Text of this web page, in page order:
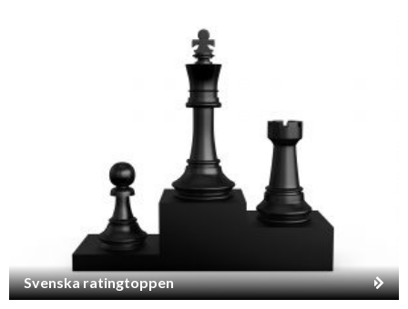
Svenska ratingtoppen